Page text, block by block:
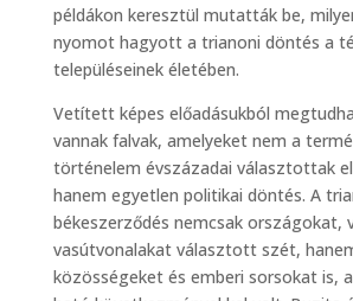
példákon keresztül mutatták be,
nyomot hagyott a trianoni döntés a
településeinek életében.
Vetített képes előadásukból
vannak falvak, amelyeket nem a
történelem évszázadai választottak
hanem egyetlen politikai döntés. A
békeszerződés nemcsak országokat,
vasútvonalakat választott szét,
közösségeket és emberi sorsokat is,